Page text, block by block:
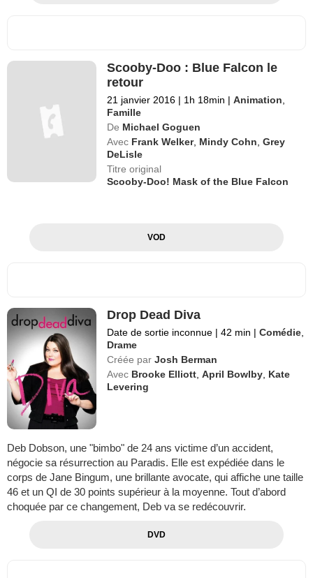
Scooby-Doo : Blue Falcon le
retour
21 janvier 2016 | 1h 18min | Animation
Famille
De Michael Goguen
Avec Frank Welker, Mindy Cohn ,Grey
DeLisle
Titre original
Scooby-Doo! Mask of the Blue Falcon
VOD
Drop Dead Diva
Date de sortie inconnue | 42 min | Comédie
Drame
Créée par Josh Berman
Avec Brooke Elliott ,April Bowlby Kate
Levering
Deb Dobson, une "bimbo" de 24 ans victime d’un accident,
négocie sa résurrection au Paradis. Elle est expédiée dans le
corps de Jane Bingum, une brillante avocate, qui affiche une taille
46 et un QI de 30 points supérieur à la moyenne. Tout d’abord
choquée par ce changement, Deb va se redécouvrir.
DVD